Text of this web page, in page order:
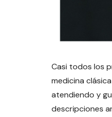
Casi todos los
medicina
atendiendo y
descripciones